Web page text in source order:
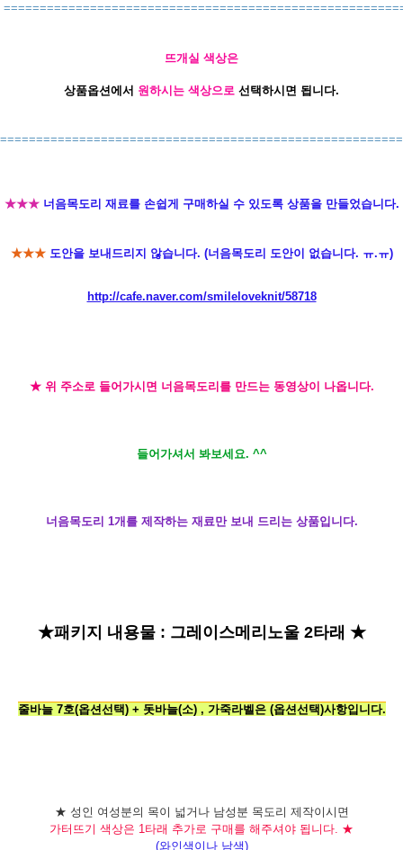
뜨개실 색상은
상품옵션에서 원하시는 색상으로 선택하시면 됩니다.
★★★너음목도리 재료를 손쉽게 구매하실 수 있도록 상품을 만들었습니다.
★★★도안을 보내드리지 않습니다. (너음목도리 도안이 없습니다. ㅠ.ㅠ)
http://cafe.naver.com/smileloveknit/58718
★ 위 주소로 들어가시면 너음목도리를 만드는 동영상이 나옵니다.
들어가셔서 봐보세요. ^^
너음목도리 1개를 제작하는 재료만 보내 드리는 상품입니다.
★패키지 내용물 : 그레이스메리노울 2타래 ★
줄바늘 7호(옵션선택) + 돗바늘(소) , 가죽라벨은 (옵션선택)사항입니다.
★ 성인 여성분의 목이 넓거나 남성분 목도리 제작이시면
가터뜨기 색상은 1타래 추가로 구매를 해주셔야 됩니다. ★
(와인색이나 남색)